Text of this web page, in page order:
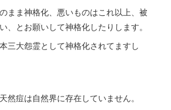
まま神格化、悪いものはこれ以上、被
、とお願いして神格化したりします。
三大怨霊として神格化されてますし
然痘は自然界に存在していません。